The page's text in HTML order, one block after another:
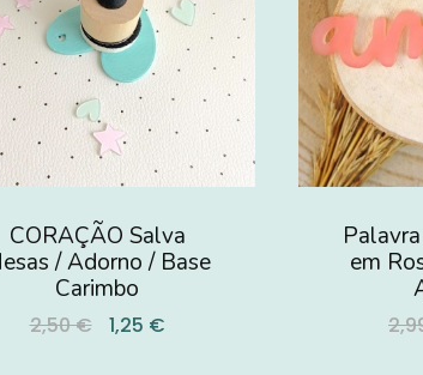
CORAÇÃO Salva
/ Adorno / Base
Carimbo
2,50 € 1,25 €
em